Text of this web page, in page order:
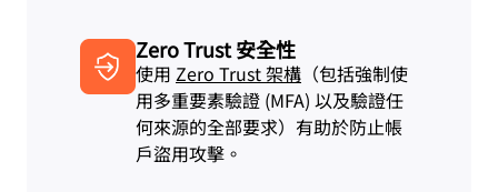
Zero Trust 安全性
使用 Zero Trust 架構 （包括強制使
用多重要素驗證 (MFA) 以及驗證任
何來源的全部要求）有助於防止帳
戶盜用攻擊。